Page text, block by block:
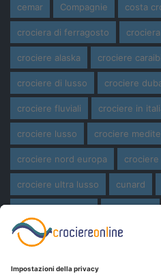
cemar Compagnie costa
crociera di ferragosto
crociere alaska crociere caraibi
crociere di lusso crociere
crociere fluviali crociere in
crociere lusso crociere
crociere nord europa
crociere ultra lusso cunard
giro del mondo miami